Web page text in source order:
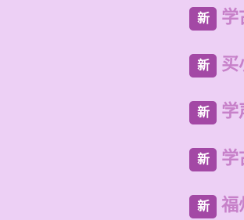
新 学
新 买
新 学
新 学
新 福